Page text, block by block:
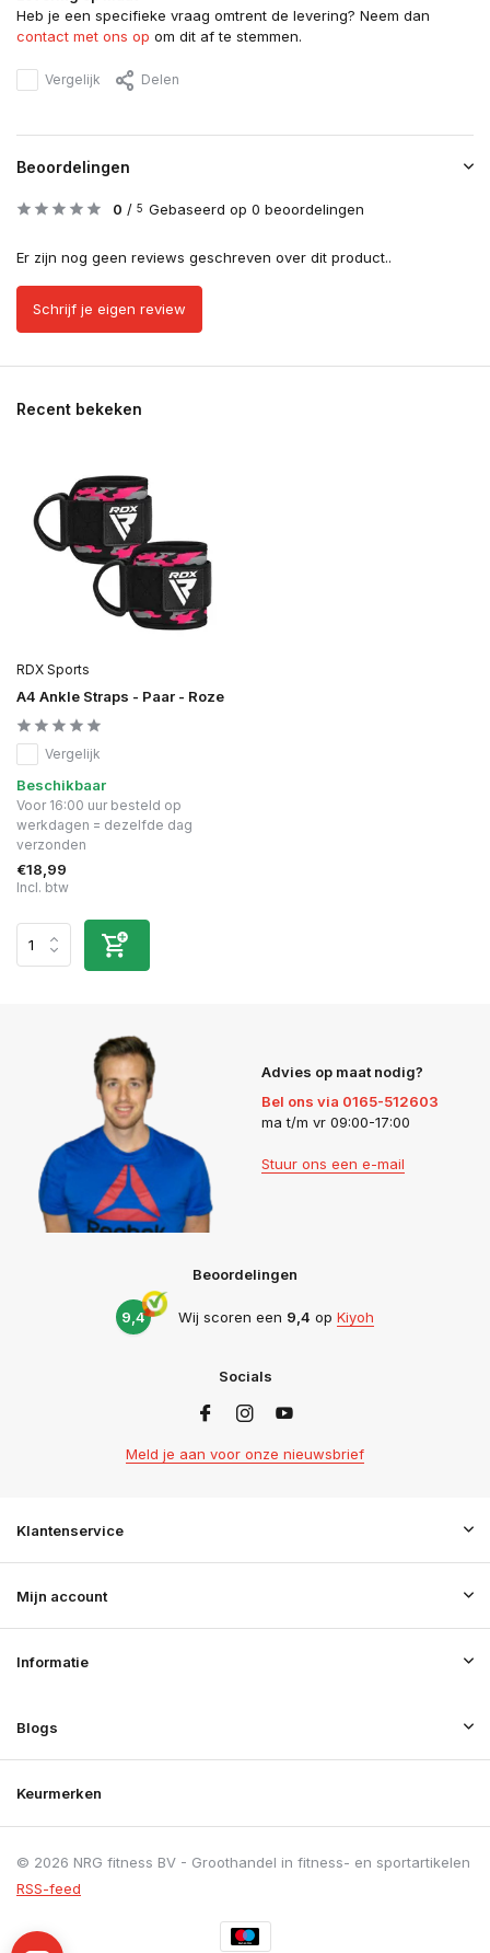
Heb je een specifieke vraag omtrent de levering? Neem dan
contact met ons op om dit af te stemmen.
Vergelijk Delen
Beoordelingen
0 / 5 Gebaseerd op 0 beoordelingen
Er zijn nog geen reviews geschreven over dit product..
Schrijf je eigen review
Recent bekeken
RDX Sports
A4 Ankle Straps - Paar - Roze
Vergelijk
Beschikbaar
Voor 16:00 uur besteld op
werkdagen = dezelfde dag
verzonden
€18,99
Incl. btw
Advies op maat nodig?
Bel ons via 0165-512603
ma t/m vr 09:00-17:00
Stuur ons een e-mail
Beoordelingen
9,4 Wij scoren een 9,4 op Kiyoh
Socials
Meld je aan voor onze nieuwsbrief
Klantenservice
Mijn account
Informatie
Blogs
Keurmerken
© 2026 NRG fitness BV - Groothandel in fitness- en sportartikelen
RSS-feed